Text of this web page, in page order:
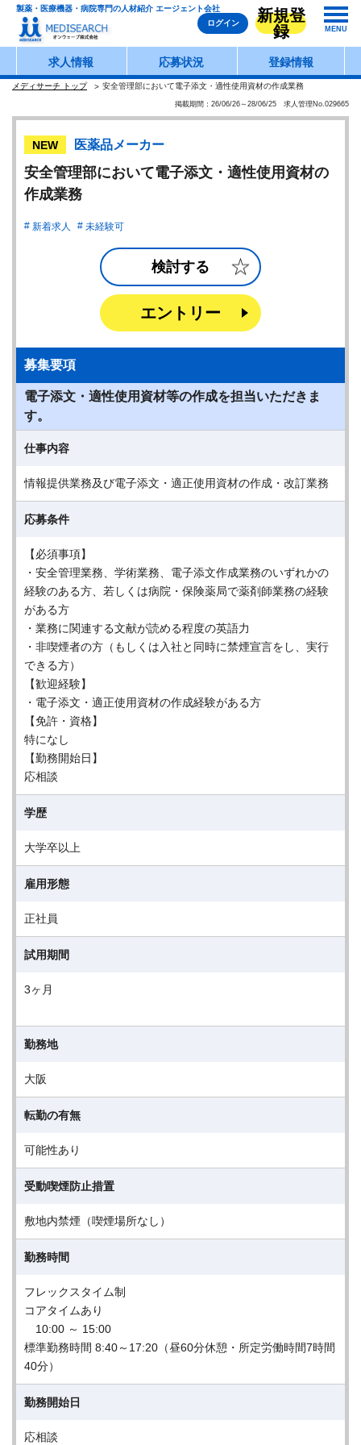
製薬・医療機器・病院専門の人材紹介 エージェント会社
ログイン
新規登
録
MENU
求人情報 応募状況 登録情報
メディサーチ トップ 安全管理部において電子添文・適性使用資材の作成業務
掲載期間：26/06/26～28/06/25 求人管理No.029665
NEW 医薬品メーカー
安全管理部において電子添文・適性使用資材の
作成業務
新着求人 未経験可
検討する
エントリー
募集要項
電子添文・適性使用資材等の作成を担当いただきま
す。
仕事内容
情報提供業務及び電子添文・適正使用資材の作成・改訂業務
応募条件
【必須事項】
・安全管理業務、学術業務、電子添文作成業務のいずれかの
経験のある方、若しくは病院・保険薬局で薬剤師業務の経験
がある方
・業務に関連する文献が読める程度の英語力
・非喫煙者の方（もしくは入社と同時に禁煙宣言をし、実行
できる方）
【歓迎経験】
・電子添文・適正使用資材の作成経験がある方
【免許・資格】
特になし
【勤務開始日】
応相談
学歴
大学卒以上
雇用形態
正社員
試用期間
3ヶ月
勤務地
大阪
転勤の有無
可能性あり
受動喫煙防止措置
敷地内禁煙（喫煙場所なし）
勤務時間
フレックスタイム制
コアタイムあり
10:00 ～ 15:00
標準勤務時間 8:40～17:20（昼60分休憩・所定労働時間7時間
40分）
勤務開始日
応相談